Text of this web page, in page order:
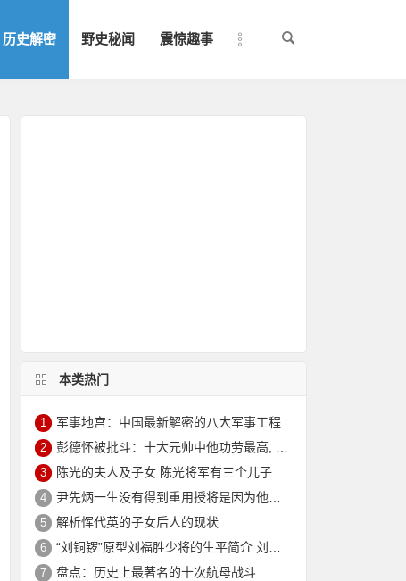
历史解密 野史秘闻 震惊趣事
本类热门
1 军事地宫：中国最新解密的八大军事工程
2 彭德怀被批斗：十大元帅中他功劳最高, 却被批斗最惨8年囚禁生活
3 陈光的夫人及子女 陈光将军有三个儿子
4 尹先炳一生没有得到重用授将是因为他个人方面有生活作风问题？
5 解析恽代英的子女后人的现状
6 “刘铜锣”原型刘福胜少将的生平简介 刘福胜的老婆是谁？
7 盘点：历史上最著名的十次航母战斗